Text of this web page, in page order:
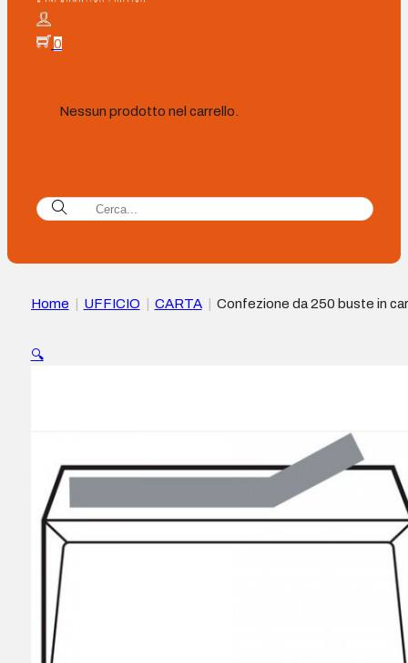
0
Nessun prodotto nel carrello.
Home UFFICIO CARTA
Confezione da 250 buste in
in silicone – Colore Bianco
🔍